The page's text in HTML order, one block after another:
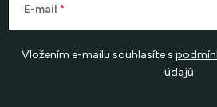
E-mail
Vložením e-mailu souhlasíte s
údajů